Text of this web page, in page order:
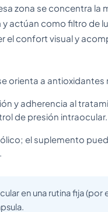
zona se concentra la
actúan como filtro de
el confort visual y
orienta a antioxidantes
y adherencia al
de presión intraocular.
el suplemento
en una rutina fija (por